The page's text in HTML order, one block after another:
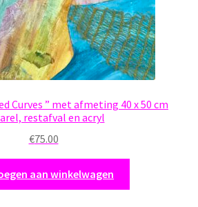
Curves ” met afmeting 40 x 50 cm
restafval en acryl
€75.00
aan winkelwagen